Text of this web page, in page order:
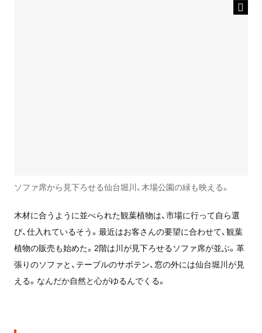
ソファ席から見下ろせる仙台堀川、木場公園の緑も映える。
木材に合うように並べられた観葉植物は、市場に行って自ら選
び、仕入れているそう。最近はお客さんの要望に合わせて、観葉
植物の販売も始めた。2階は川が見下ろせるソファ席が並ぶ。革
張りのソファと、テーブルのサボテン、窓の外には仙台堀川が見
える。なんだか自然と心がゆるんでくる。